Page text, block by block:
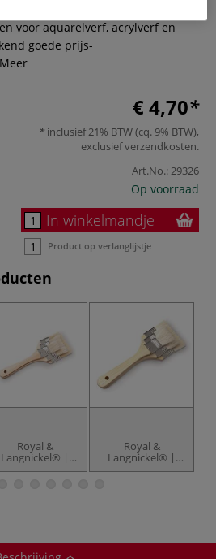
voor aquarelverf, acrylverf en
goede prijs-
Meer
€ 4,70
inclusief 21% BTW (cq. 9% BTW),
exclusiefverzendkosten.
Art.No.:29326
Op voorraad
In winkelmandje
Product op verlanglijstje
Royal &
Langnickel® |
○ 3-set —
Royal &
Langnickel® |
Spalter ○ 3-set —